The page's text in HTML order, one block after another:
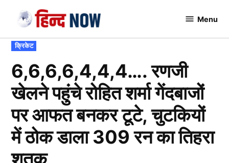
content
Menu
POSTED
IN
क्रिकेट
6,6,6,6,4,4,4…. रणजी
खेलने पहुंचे रोहित शर्मा गेंदबाजों
पर आफत बनकर टूटे, चुटकियों
में ठोक डाला 309 रन का तिहरा